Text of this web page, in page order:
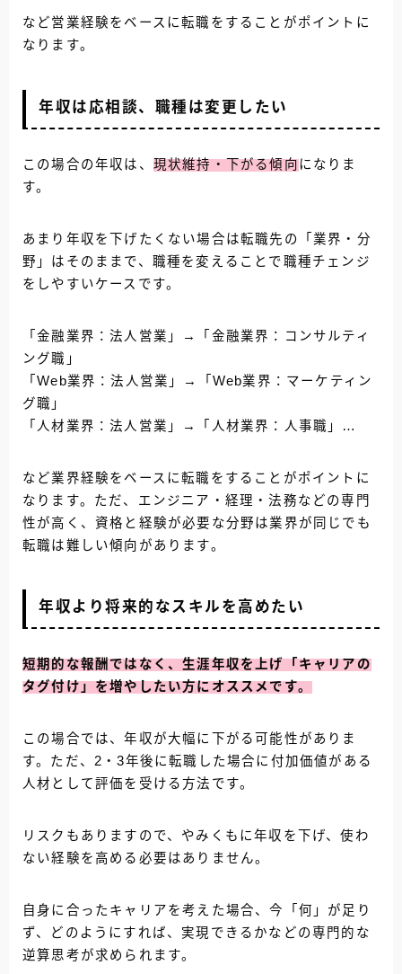
など営業経験をベースに転職をすることがポイントに
なります。
年収は応相談、職種は変更したい
この場合の年収は、 現状維持・下がる傾向になりま
す。
あまり年収を下げたくない場合は転職先の「業界・分
野」はそのままで、職種を変えることで職種チェンジ
をしやすいケースです。
「金融業界：法人営業」→「金融業界：コンサルティ
ング職」
「Web業界：法人営業」→「Web業界：マーケティン
グ職」
「人材業界：法人営業」→「人材業界：人事職」…
など業界経験をベースに転職をすることがポイントに
なります。ただ、エンジニア・経理・法務などの専門
性が高く、資格と経験が必要な分野は業界が同じでも
転職は難しい傾向があります。
年収より将来的なスキルを高めたい
短期的な報酬ではなく、生涯年収を上げ「キャリアの
タグ付け」を増やしたい方にオススメです。
この場合では、年収が大幅に下がる可能性がありま
す。ただ、2・3年後に転職した場合に付加価値がある
人材として評価を受ける方法です。
リスクもありますので、やみくもに年収を下げ、使わ
ない経験を高める必要はありません。
自身に合ったキャリアを考えた場合、今「何」が足り
ず、どのようにすれば、実現できるかなどの専門的な
逆算思考が求められます。